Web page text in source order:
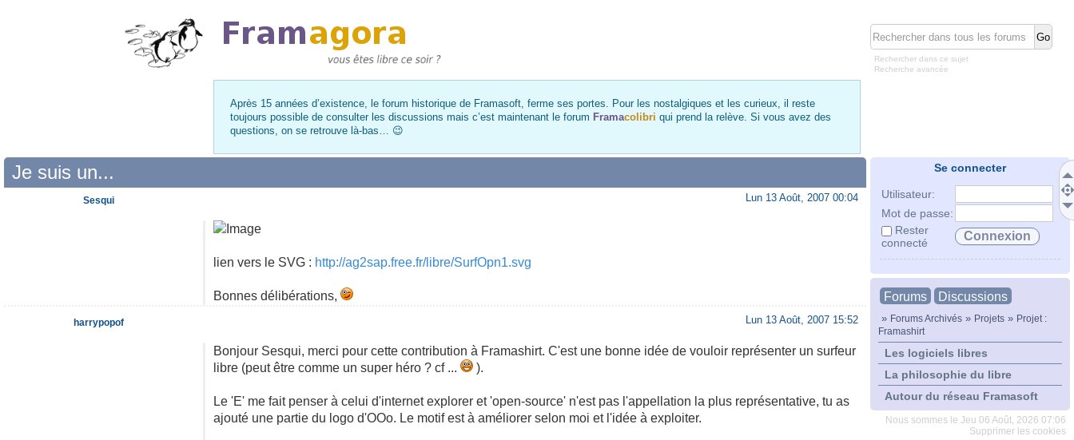
Rechercher dans ce sujet
Recherche avancée
Après 15 années d’existence, le forum historique de Framasoft, ferme ses portes. Pour les nostalgiques et les curieux, il reste
toujours possible de consulter les discussions mais c’est maintenant le forum Framacolibri qui prend la relève. Si vous avez des
questions, on se retrouve là-bas… 😉
Se connecter
Utilisateur:
Mot de passe:
Rester
connecté
Forums Discussions
» Forums Archivés » Projets » Projet :
Framashirt
Les logiciels libres
La philosophie du libre
Autour du réseau Framasoft
Nous sommes le Jeu 06 Août, 2026 07:06
Supprimer les cookies
Je suis un...
Lun 13 Août, 2007 00:04
lien vers le SVG : http://ag2sap.free.fr/libre/SurfOpn1.svg
Bonnes délibérations,
Sesqui
Lun 13 Août, 2007 15:52
Bonjour Sesqui, merci pour cette contribution à Framashirt. C'est une bonne idée de vouloir représenter un surfeur
libre (peut être comme un super héro ? cf ...
).
Le 'E' me fait penser à celui d'internet explorer et 'open-source' n'est pas l'appellation la plus représentative, tu as
ajouté une partie du logo d'OOo. Le motif est à améliorer selon moi et l'idée à exploiter.
harrypopof